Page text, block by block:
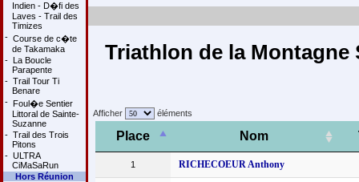
Indien - D�fi des
Laves - Trail des
Timizes
- Course de c�te
de Takamaka
- La Boucle
Parapente
- Trail Tour Ti
Benare
- Foul�e Sentier
Littoral de Sainte-
Suzanne
- Trail des Trois
Pitons
- ULTRA
CiMaSaRun
Hors Réunion
Triathlon de la Montagne
Afficher éléments
Place Nom
1 RICHECOEUR Anthony